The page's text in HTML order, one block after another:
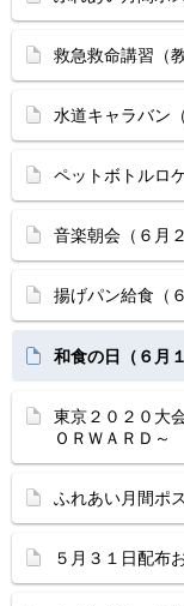
救急救命講習（
水道キャラバン
ペットボトルロ
音楽朝会（６月
揚げパン給食（
和食の日（６月
東京２０２０大
ＯＲＷＡＲＤ～
ふれあい月間ポ
５月３１日配布